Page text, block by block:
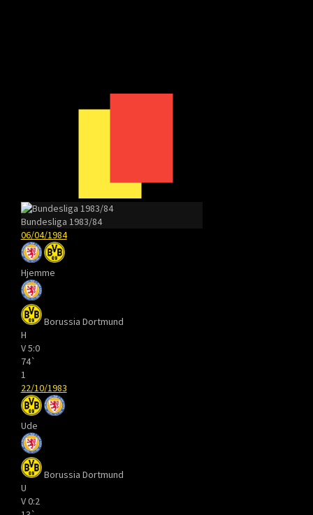
Bundesliga 1983/84
06/04/1984
Hjemme
Borussia Dortmund
H
V5:0
74`
1
22/10/1983
Ude
Borussia Dortmund
U
V0:2